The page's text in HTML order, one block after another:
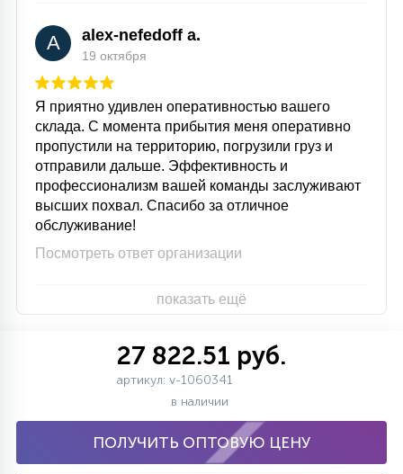
A alex-nefedoff a.
19 октября
Я приятно удивлен оперативностью вашего
склада. С момента прибытия меня оперативно
пропустили на территорию, погрузили груз и
отправили дальше. Эффективность и
профессионализм вашей команды заслуживают
высших похвал. Спасибо за отличное
обслуживание!
Посмотреть ответ организации
показать ещё
27 822.51 руб.
артикул: v-1060341
в наличии
ПОЛУЧИТЬ ОПТОВУЮ ЦЕНУ